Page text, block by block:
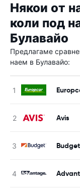
Някои от
коли под
Булавайо
Предлагаме
наем в Булавайо:
Avis
Budget